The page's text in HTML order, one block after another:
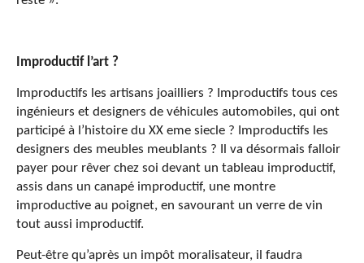
Improductif l’art ?
Improductifs les artisans joailliers ? Improductifs tous ces
ingénieurs et designers de véhicules automobiles, qui ont
participé à l’histoire du XX eme siecle ? Improductifs les
designers des meubles meublants ? Il va désormais falloir
payer pour rêver chez soi devant un tableau improductif,
assis dans un canapé improductif, une montre
improductive au poignet, en savourant un verre de vin
tout aussi improductif.
Peut-être qu’après un impôt moralisateur, il faudra